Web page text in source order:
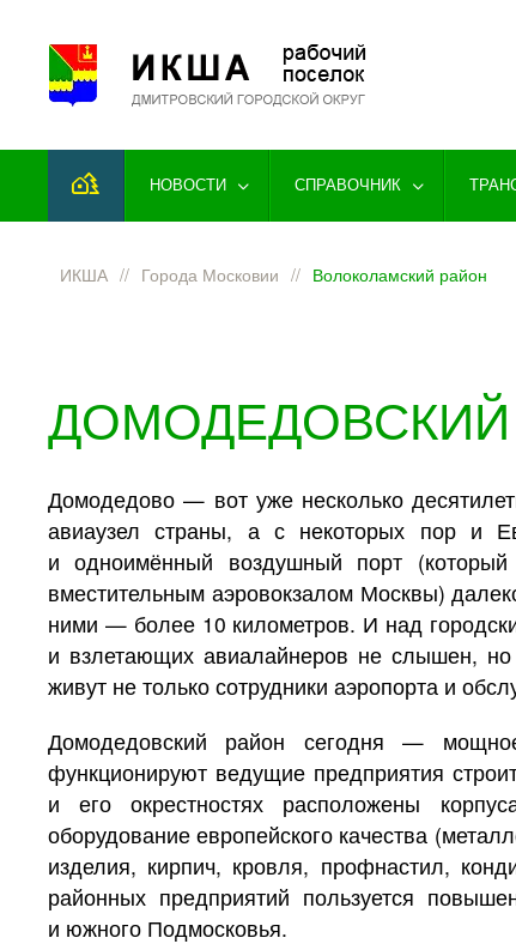
Перейти к содержимому
НОВОСТИ СПРАВОЧНИК
ИКША Города Московии Волоколамский район
Домодедово — вот уже несколько
авиаузел страны, а с некоторых пор и
и одноимённый воздушный порт
вместительным аэровокзалом Москвы)
ними — более 10 километров. И над
и взлетающих авиалайнеров не слышен, но
живут не только сотрудники аэропорта и
Домодедовский район сегодня —
функционируют ведущие предприятия
и его окрестностях расположены
оборудование европейского качества
изделия, кирпич, кровля, профнастил,
районных предприятий пользуется
и южного Подмосковья.